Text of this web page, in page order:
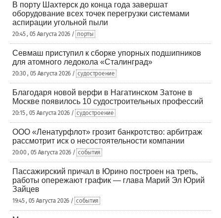
В порту Шахтерск до конца года завершат
оборудование всех точек перегрузки системами
аспирации угольной пыли
20:45 , 05 Августа 2026 / порты
Севмаш приступил к сборке упорных подшипников
для атомного ледокола «Сталинград»
20:30 , 05 Августа 2026 / судостроение
Благодаря новой верфи в Нагатинском Затоне в
Москве появилось 10 судостроительных профессий
20:15 , 05 Августа 2026 / судостроение
ООО «Ленатурфлот» грозит банкротство: арбитраж
рассмотрит иск о несостоятельности компании
20:00 , 05 Августа 2026 / события
Пассажирский причал в Юрино построен на треть,
работы опережают график — глава Марий Эл Юрий
Зайцев
19:45 , 05 Августа 2026 / события